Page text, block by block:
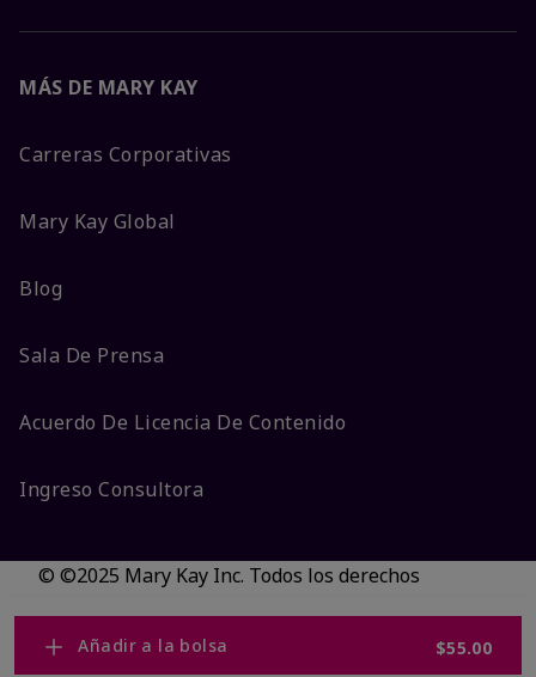
Añadir a la bolsa $55.00
MÁS DE MARY KAY
Carreras Corporativas
Mary Kay Global
Blog
Sala De Prensa
Acuerdo De Licencia De Contenido
Ingreso Consultora
© ©2025 Mary Kay Inc. Todos los derechos
Código DSA/Queja al Código
Privacidad